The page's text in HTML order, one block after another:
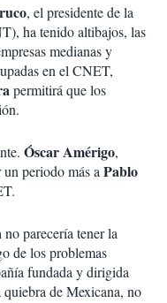
, el presidente de la
ha tenido altibajos, las
medianas y
en el CNET,
permitirá que los
Óscar Amérigo,
periodo más a Pablo
no parecería tener la
de los problemas
fundada y dirigida
de Mexicana, no